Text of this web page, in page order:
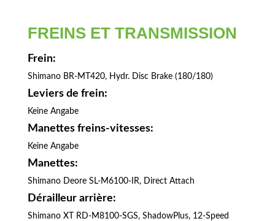
FREINS ET TRANSMISSION
Frein:
Shimano BR-MT420, Hydr. Disc Brake (180/180)
Leviers de frein:
Keine Angabe
Manettes freins-vitesses:
Keine Angabe
Manettes:
Shimano Deore SL-M6100-IR, Direct Attach
Dérailleur arrière:
Shimano XT RD-M8100-SGS, ShadowPlus, 12-Speed